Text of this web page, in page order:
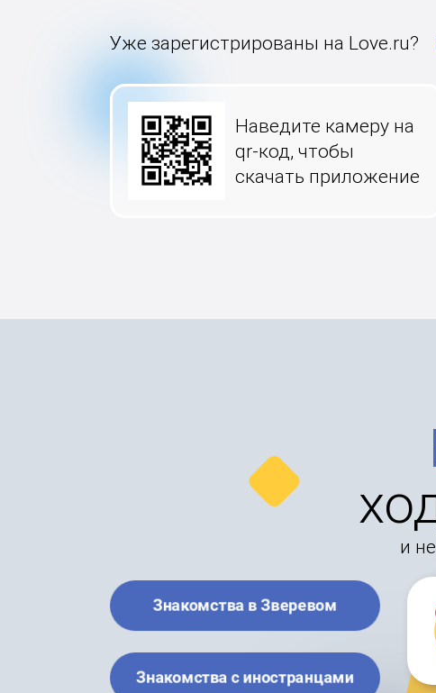
Уже зарегистрированы на Love.ru?
Наведите камеру на
qr-код, чтобы
скачать приложение
и
Знакомства в Зверевом
Знакомства с иностранцами